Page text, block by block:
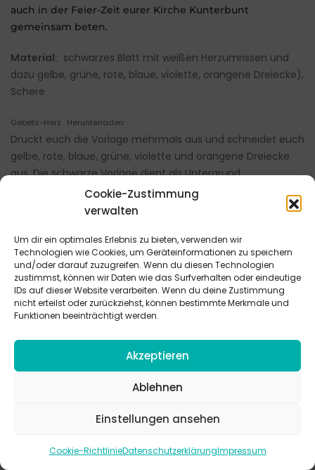
Cookie-Zustimmung
verwalten
Um dir ein optimales Erlebnis zu bieten, verwenden wir
Technologien wie Cookies, um Geräteinformationen zu speichern
und/oder darauf zuzugreifen. Wenn du diesen Technologien
zustimmst, können wir Daten wie das Surfverhalten oder eindeutige
IDs auf dieser Website verarbeiten. Wenn du deine Zustimmung
nicht erteilst oder zurückziehst, können bestimmte Merkmale und
Funktionen beeinträchtigt werden.
Akzeptieren
Ablehnen
Einstellungen ansehen
Cookie-RichtlinieDatenschutzerklärungImpressum
auch in der Feier-Zeit eurer Kirche Kunterbunt
gemeinsam beten.
Material: schwarzes Blatt mit weißen Herzumrissen und
dazu gelbe, grüne, rote, blaue, violette, orangene Dreiecke),
Schere
Gebets-Herz Herunterladen
Druckt euch die Vorlage mehrmals aus und schneidet euch
gelbe, rote, blaue, grüne, violette und orangene Dreiecke
aus. Die schwarze Vorlage dient als Untergrund.
Jetzt wird das Gebet wird gelesen. Legt nach jedem Satz
ein Dreieck auf die Vorlage.
Gebet
Gott, in unserem Leben gibt es viel Dunkles
(ein Dreieick legen)
Menschen streiten sich und drehen sich den Rücken zu,
(Dreieck legen)
andere sind sehr krank und können nicht mehr aus dem
Haus,
Manchmal fragen wir uns sogar, ob es dich wirklich gibt.
(Dreieck legen)